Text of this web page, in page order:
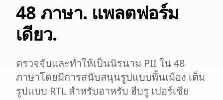
48 ภาษา. แพลตฟอร์ม
เดียว.
ตรวจจับและทำให้เป็นนิรนาม PII ใน 48
ภาษาโดยมีการสนับสนุนรูปแบบพื้นเมือง เต็ม
รูปแบบ RTL สำหรับอาหรับ ฮีบรู เปอร์เซีย